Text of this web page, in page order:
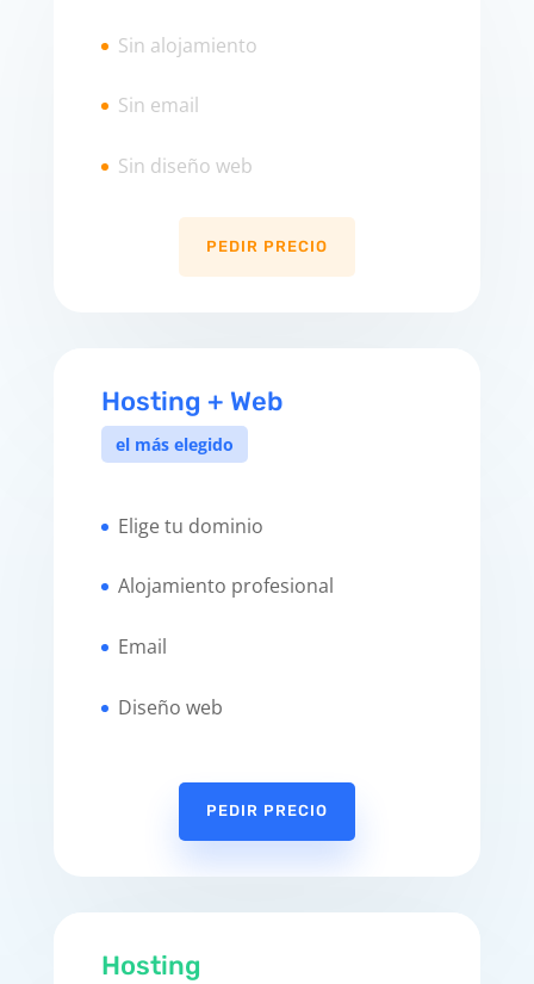
Sin alojamiento
Sin email
Sin diseño web
PEDIR PRECIO
Hosting + Web
el más elegido
Elige tu dominio
Alojamiento profesional
Email
Diseño web
PEDIR PRECIO
Hosting